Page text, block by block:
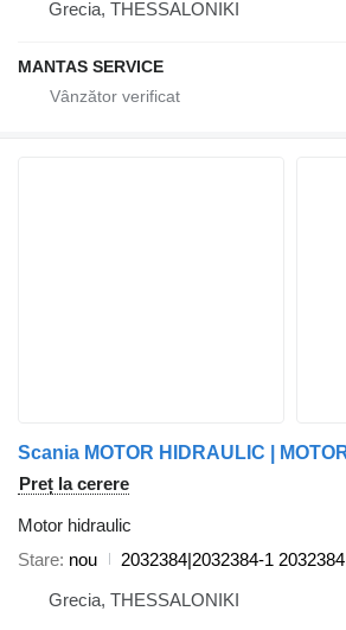
Grecia, THESSALONIKI
MANTAS SERVICE
Preț la cerere
Motor hidraulic
Stare nou
2032384|2032384-1 2032384
Grecia, THESSALONIKI